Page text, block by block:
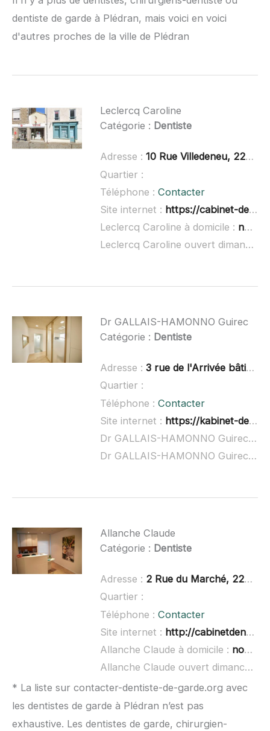
dentiste de garde à Plédran, mais voici en voici
d'autres proches de la ville de Plédran
Leclercq Caroline
Catégorie : Dentiste
Adresse : 10 Rue Villedeneu, 22400 Lamballe
Quartier :
Téléphone : Contacter
Site internet : https://cabinet-dentaire-lamballe.fr/
Leclercq Caroline à domicile : non renseigné
Leclercq Caroline ouvert dimanche :
Dr GALLAIS-HAMONNO Guirec
Catégorie : Dentiste
Adresse : 3 rue de l'Arrivée bâtiment Kub, 22190 Plérin
Quartier :
Téléphone : Contacter
Site internet : https://kabinet-dentaire.business.site/
Dr GALLAIS-HAMONNO Guirec à domicile :
Dr GALLAIS-HAMONNO Guirec ouvert dimanche :
Allanche Claude
Catégorie : Dentiste
Adresse : 2 Rue du Marché, 22440 Ploufragan
Quartier :
Téléphone : Contacter
Site internet : http://cabinetdentaireimplantaire.com/
Allanche Claude à domicile : non renseigné
Allanche Claude ouvert dimanche :
* La liste sur contacter-dentiste-de-garde.org avec
les dentistes de garde à Plédran n’est pas
exhaustive. Les dentistes de garde, chirurgien-